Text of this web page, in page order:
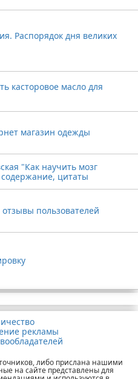
Распорядок дня великих
касторовое масло для
магазин одежды
"Как научить мозг
содержание, цитаты
пользователей
рекламы
либо прислана нашими
на сайте представлены для